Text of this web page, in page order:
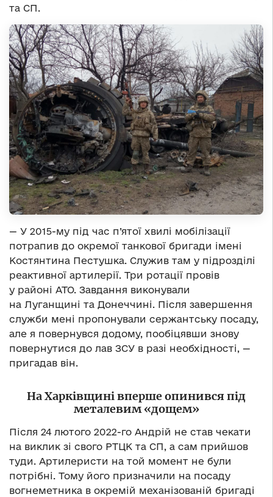
та СП.
— У 2015-му під час п’ятої хвилі мобілізації
потрапив до окремої танкової бригади імені
Костянтина Пестушка. Служив там у підрозділі
реактивної артилерії. Три ротації провів
у районі АТО. Завдання виконували
на Луганщині та Донеччині. Після завершення
служби мені пропонували сержантську посаду,
але я повернувся додому, пообіцявши знову
повернутися до лав ЗСУ в разі необхідності, —
пригадав він.
На Харківщині вперше опинився під
металевим «дощем»
Після 24 лютого 2022-го Андрій не став чекати
на виклик зі свого РТЦК та СП, а сам прийшов
туди. Артилеристи на той момент не були
потрібні. Тому його призначили на посаду
вогнеметника в окремій механізованій бригаді